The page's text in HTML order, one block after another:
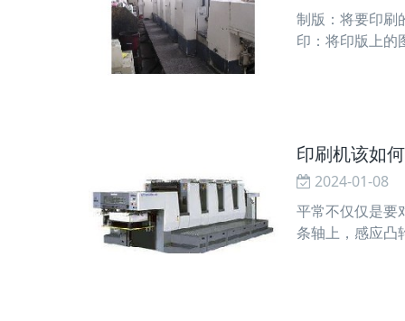
制版：将要印刷
印：将印版上的
印刷机该如
2024-01-08
平常不仅仅是要
条轴上，感应凸